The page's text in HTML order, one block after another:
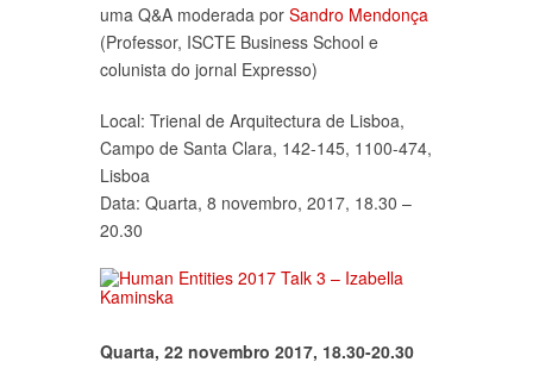
uma Q&A moderada por Sandro Mendonça
(Professor, ISCTE Business School e
colunista do jornal Expresso)
Local: Trienal de Arquitectura de Lisboa,
Campo de Santa Clara, 142-145, 1100-474,
Lisboa
Data: Quarta, 8 novembro, 2017, 18.30 –
20.30
Quarta, 22 novembro 2017, 18.30-20.30